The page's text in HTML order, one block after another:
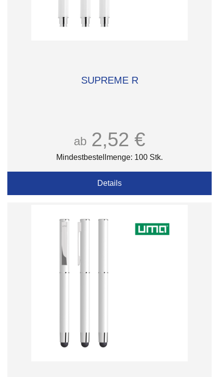
SUPREME R
ab 2,52 €
Mindestbestellmenge: 100 Stk.
Details